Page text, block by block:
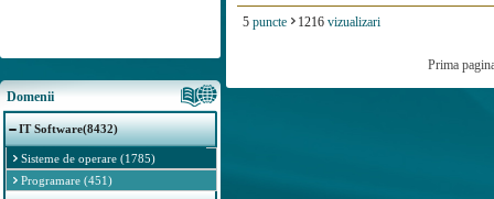
Domenii
IT Software(8432)
Sisteme de operare (1785)
Programare (451)
5 puncte 1216 vizualizari
Prima